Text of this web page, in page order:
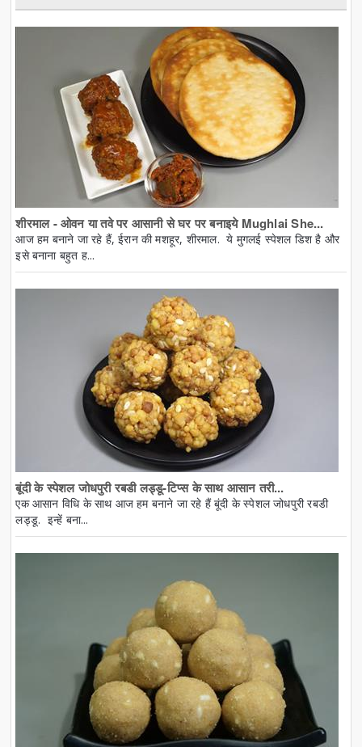
शीरमाल - ओवन या तवे पर आसानी से घर पर बनाइये Mughlai She...
आज हम बनाने जा रहे हैं, ईरान की मशहूर, शीरमाल. ये मुगलई स्पेशल डिश है और
इसे बनाना बहुत ह...
बूंदी के स्पेशल जोधपुरी रबडी लड्डू-टिप्स के साथ आसान तरी...
एक आसान विधि के साथ आज हम बनाने जा रहे हैं बूंदी के स्पेशल जोधपुरी रबडी
लड्डू. इन्हें बना...